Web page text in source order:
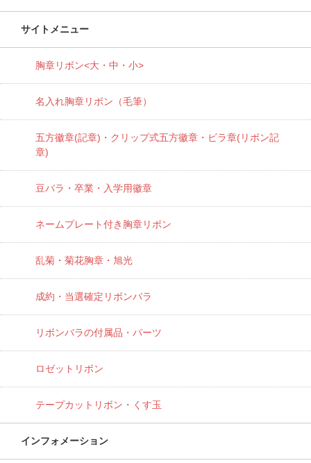
サイトメニュー
胸章リボン<大・中・小>
名入れ胸章リボン（毛筆）
五方徽章(記章)・ クリップ式五方徽章・ビラ章(リボン記
章)
豆バラ・卒業・入学用徽章
ネームプレート付き胸章リボン
乱菊・菊花胸章・旭光
成約・当選確定リボンバラ
リボンバラの付属品・パーツ
ロゼットリボン
テープカットリボン・くす玉
インフォメーション